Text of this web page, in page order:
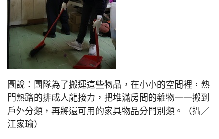
圖說：團隊為了搬運這些物品，在小小的空間裡，熟
門熟路的排成人龍接力，把堆滿房間的雜物一一搬到
戶外分類，再將還可用的家具物品分門別類。（攝／
江家瑜）